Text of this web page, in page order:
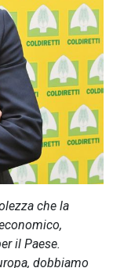
che la
il Paese.
dobbiamo